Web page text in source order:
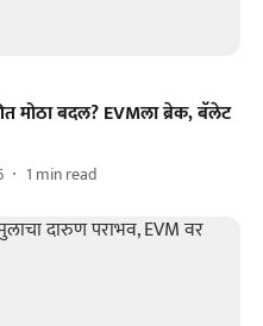
मोठा बदल? EVMला ब्रेक, बॅलेट
1 min read